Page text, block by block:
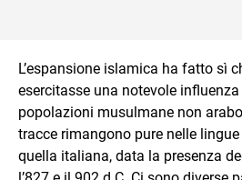
L’espansione islamica ha fatto sì
esercitasse una notevole
popolazioni musulmane non
tracce rimangono pure nelle lingue
quella italiana, data la presenza